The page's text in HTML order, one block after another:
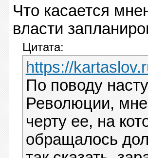
Что касается
власти
Цитата:
https://
По поводу
Революции, мне
черту ее, на
обращалось